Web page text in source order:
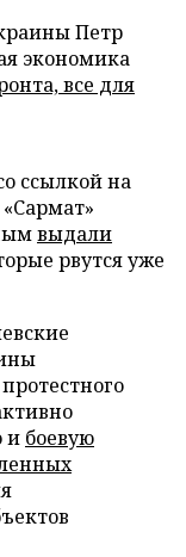
Петр
экономика
все для
ссылкой на
выдали
рвутся уже
и боевую